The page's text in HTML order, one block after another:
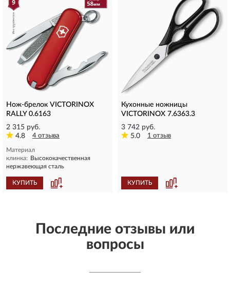
Нож-брелок VICTORINOX
RALLY 0.6163
2 315 руб.
4.8
4 отзыва
Материал
клинка: Высококачественная
нержавеющая сталь
КУПИТЬ
Кухонные ножницы
VICTORINOX 7.6363.3
3 742 руб.
5.0
1 отзыв
КУПИТЬ
Последние отзывы или
вопросы